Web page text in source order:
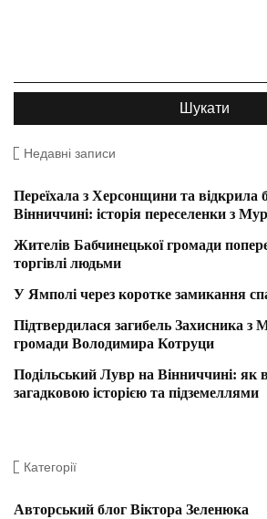
Недавні записи
Переїхала з Херсонщини та відкрила
Вінниччині: історія переселенки з
Жителів Бабчинецької громади
торгівлі людьми
У Ямполі через коротке замикання
Підтвердилася загибель Захисника з
громади Володимира Котруци
Подільський Лувр на Вінниччині: як
загадковою історією та підземеллями
Категорії
Авторський блог Віктора Зеленюка